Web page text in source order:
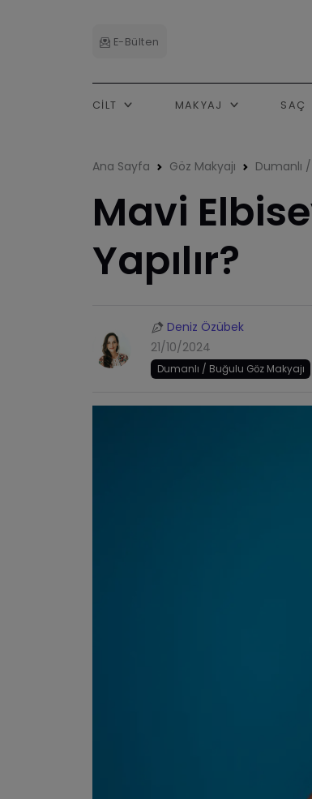
E-Bülten
CILT MAKYAJ SAÇ
Ana Sayfa Göz Makyajı Dumanlı
Mavi
Yapılır?
Deniz Özübek
21/10/2024
Dumanlı / Buğulu Göz Makyajı